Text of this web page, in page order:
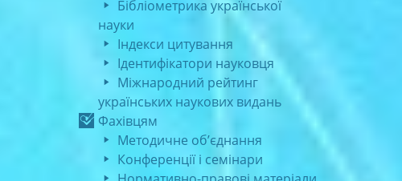
Бібліометрика української
науки
Індекси цитування
Ідентифікатори науковця
Міжнародний рейтинг
українських наукових видань
Фахівцям
Методичне об’єднання
Конференції і семінари